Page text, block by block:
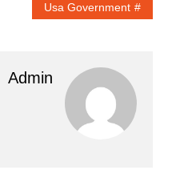
Usa Government
Admin